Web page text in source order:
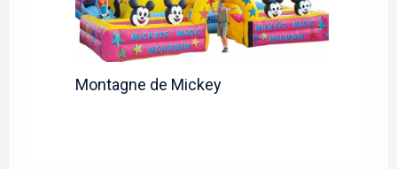
Montagne de Mickey